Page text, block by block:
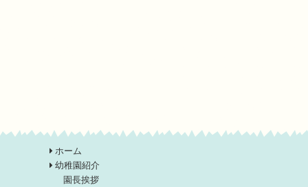
ホーム
幼稚園紹介
園長挨拶